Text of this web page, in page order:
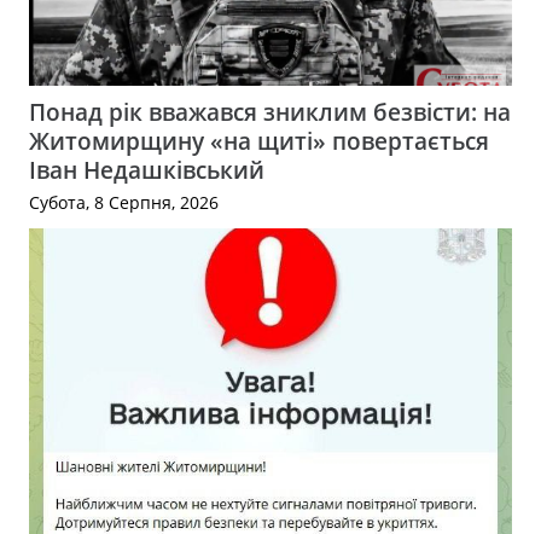
Понад рік вважався зниклим безвісти: на
Житомирщину «на щиті» повертається
Іван Недашківський
Субота, 8 Серпня, 2026